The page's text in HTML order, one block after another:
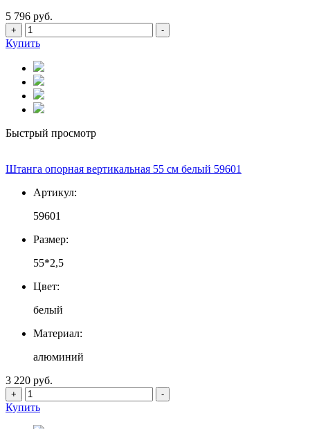
5 796 руб.
+ -
Купить
Быстрый просмотр
Штанга опорная вертикальная 55 см белый 59601
Артикул:
59601
Размер:
55*2,5
Цвет:
белый
Материал:
алюминий
3 220 руб.
+ -
Купить